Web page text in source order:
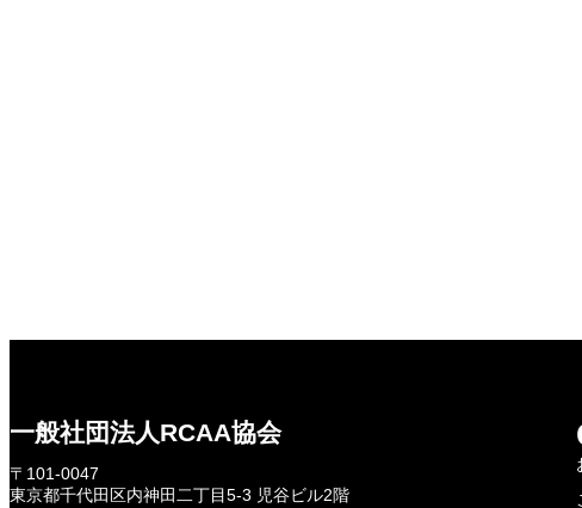
一般社団法人RCAA協会
〒101-0047
東京都千代田区内神田二丁目5-3 児谷ビル2階